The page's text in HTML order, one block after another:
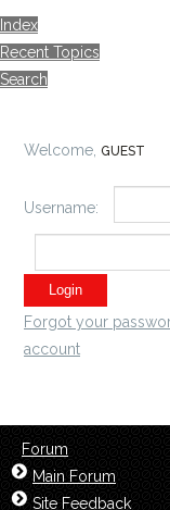
Index
Recent Topics
Search
Welcome, GUEST
Username:
Forgot your
account
Forum
Main Forum
Site Feedback